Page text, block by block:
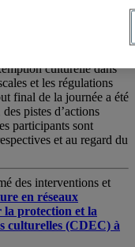
en réseaux
favoriser le dialogue et
entre les politiques
développement du
culturelle dans
et les régulations
final de la journée a été
pistes d’actions
participants sont
et au regard du
des interventions et
en réseaux
protection et la
culturelles (CDEC) à